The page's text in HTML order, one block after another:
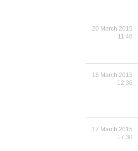
20 March 2015
11:46
18 March 2015
12:36
17 March 2015
17:30